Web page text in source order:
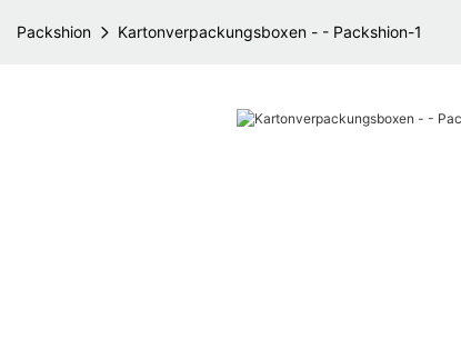
Packshion Kartonverpackungsboxen - - Packshion-1